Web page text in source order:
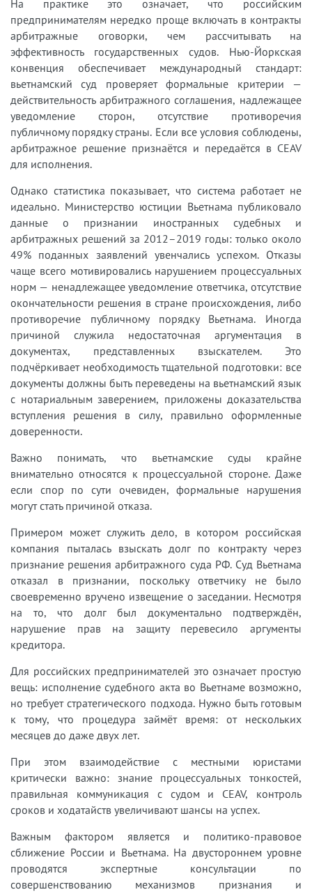
На практике это означает, что российским
предпринимателям нередко проще включать в контракты
арбитражные оговорки, чем рассчитывать на
эффективность государственных судов. Нью-Йоркская
конвенция обеспечивает международный стандарт:
вьетнамский суд проверяет формальные критерии —
действительность арбитражного соглашения, надлежащее
уведомление сторон, отсутствие противоречия
публичному порядку страны. Если все условия соблюдены,
арбитражное решение признаётся и передаётся в CEAV
для исполнения.
Однако статистика показывает, что система работает не
идеально. Министерство юстиции Вьетнама публиковало
данные о признании иностранных судебных и
арбитражных решений за 2012–2019 годы: только около
49% поданных заявлений увенчались успехом. Отказы
чаще всего мотивировались нарушением процессуальных
норм — ненадлежащее уведомление ответчика, отсутствие
окончательности решения в стране происхождения, либо
противоречие публичному порядку Вьетнама. Иногда
причиной служила недостаточная аргументация в
документах, представленных взыскателем. Это
подчёркивает необходимость тщательной подготовки: все
документы должны быть переведены на вьетнамский язык
с нотариальным заверением, приложены доказательства
вступления решения в силу, правильно оформленные
доверенности.
Важно понимать, что вьетнамские суды крайне
внимательно относятся к процессуальной стороне. Даже
если спор по сути очевиден, формальные нарушения
могут стать причиной отказа.
Примером может служить дело, в котором российская
компания пыталась взыскать долг по контракту через
признание решения арбитражного суда РФ. Суд Вьетнама
отказал в признании, поскольку ответчику не было
своевременно вручено извещение о заседании. Несмотря
на то, что долг был документально подтверждён,
нарушение прав на защиту перевесило аргументы
кредитора.
Для российских предпринимателей это означает простую
вещь: исполнение судебного акта во Вьетнаме возможно,
но требует стратегического подхода. Нужно быть готовым
к тому, что процедура займёт время: от нескольких
месяцев до даже двух лет.
При этом взаимодействие с местными юристами
критически важно: знание процессуальных тонкостей,
правильная коммуникация с судом и CEAV, контроль
сроков и ходатайств увеличивают шансы на успех.
Важным фактором является и политико-правовое
сближение России и Вьетнама. На двустороннем уровне
проводятся экспертные консультации по
совершенствованию механизмов признания и